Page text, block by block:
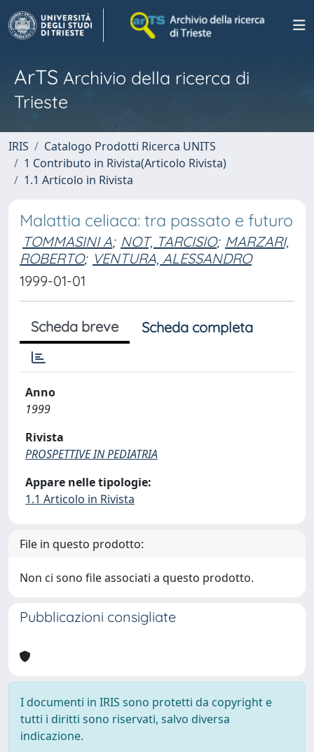
ArTS Archivio della ricerca di
Trieste
IRIS
Catalogo Prodotti Ricerca UNITS
1 Contributo in Rivista(Articolo Rivista)
1.1 Articolo in Rivista
Malattia celiaca: tra passato e futuro
TOMMASINI A; NOT, TARCISIO; MARZARI,
ROBERTO; VENTURA, ALESSANDRO
1999-01-01
Scheda breve Scheda completa
Anno
1999
Rivista
PROSPETTIVE IN PEDIATRIA
Appare nelle tipologie:
1.1 Articolo in Rivista
File in questo prodotto:
Non ci sono file associati a questo prodotto.
Pubblicazioni consigliate
I documenti in IRIS sono protetti da copyright e
tutti i diritti sono riservati, salvo diversa
indicazione.